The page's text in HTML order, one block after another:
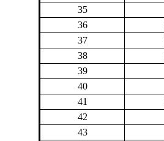
35
36
37
38
39
40
41
42
43